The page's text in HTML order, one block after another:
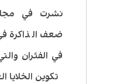
نشرت في
ضعف الذاكرة
في الفئران
تكوين